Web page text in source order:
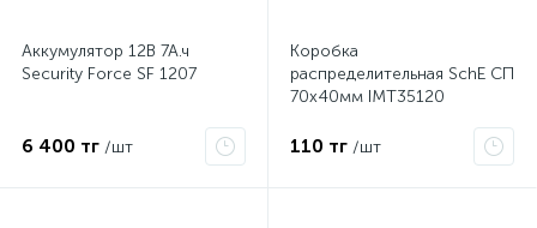
Аккумулятор 12В 7А.ч
Security Force SF 1207
6 400 тг /шт
Коробка
распределительная SchE СП
70х40мм IMT35120
110 тг /шт